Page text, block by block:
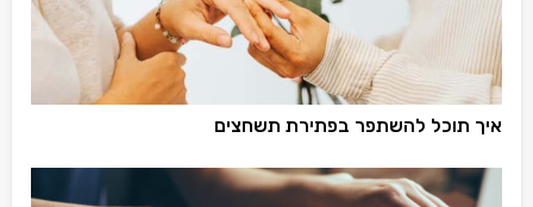
איך תוכל להשתפר בפתירת תשחצים